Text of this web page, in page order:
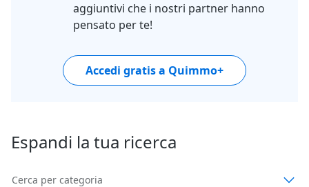
aggiuntivi che i nostri partner hanno
pensato per te!
Accedi gratis a Quimmo+
Espandi la tua ricerca
Cerca per categoria